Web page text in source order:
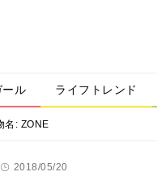
ール ライフトレンド
名: ZONE
2018/05/20